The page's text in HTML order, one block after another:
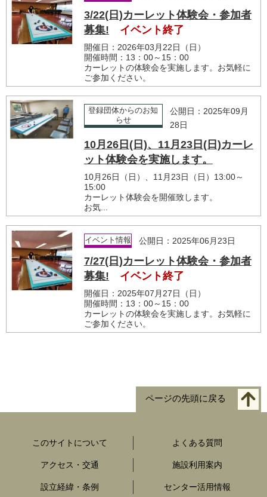
3/22(日)カーレット体験会・参加者
募集!
イベント終了
開催日：2026年03月22日（日）
開催時間：13：00～15：00
カーレットの体験会を実施します。お気軽に
ご参加ください。
登録団体からのお知
らせ
公開日：2025年09月
28日
10月26日(日)、11月23日(日)カーレ
ット体験会を実施します。
10月26日（日）、11月23日（日）13:00～
15:00
カーレット体験会を開催致します。
お気...
イベント情報 公開日：2025年06月23日
7/27(日)カーレット体験会・参加者
募集!
イベント終了
開催日：2025年07月27日（日）
開催時間：13：00～15：00
カーレットの体験会を実施します。お気軽に
ご参加ください。
ページの先頭に戻る
このサイトについて よくある質問
アクセス・交通 施設利用案内
設立経緯・条例 センター活用情報